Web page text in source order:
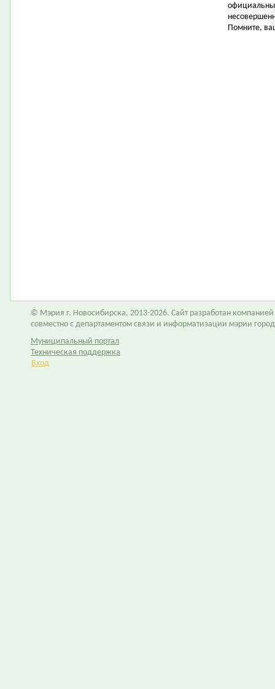
Помните,
© Мэрия г. Новосибирска, 2013-2026. Сайт разработан компанией
совместно с департаментом связи и информатизации мэрии
Муниципальный портал
Техническая поддержка
Вход